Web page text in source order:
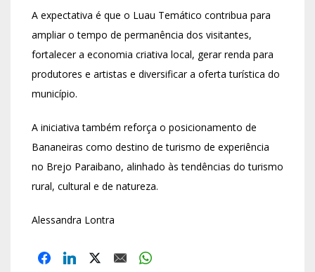
A expectativa é que o Luau Temático contribua para
ampliar o tempo de permanência dos visitantes,
fortalecer a economia criativa local, gerar renda para
produtores e artistas e diversificar a oferta turística do
município.
A iniciativa também reforça o posicionamento de
Bananeiras como destino de turismo de experiência
no Brejo Paraibano, alinhado às tendências do turismo
rural, cultural e de natureza.
Alessandra Lontra